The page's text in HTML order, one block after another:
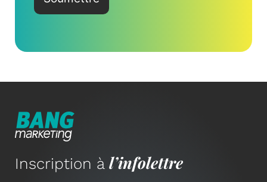
Inscription à l’infolettre